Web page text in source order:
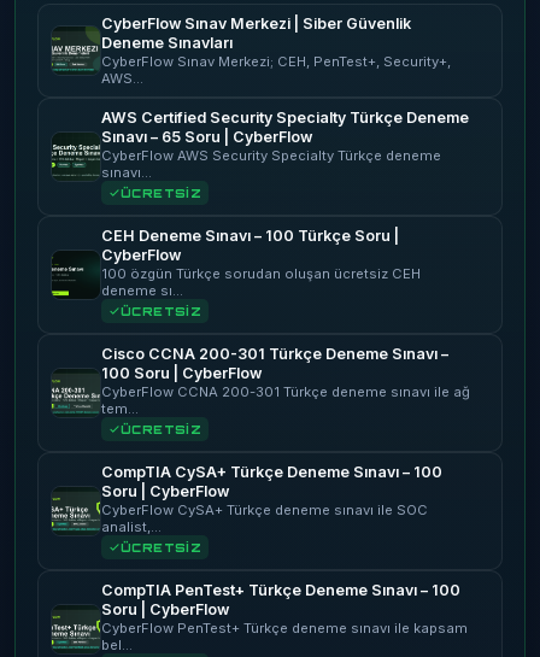
CyberFlow Sınav Merkezi | Siber Güvenlik
Deneme Sınavları
CyberFlow Sınav Merkezi; CEH, PenTest+, Security+,
AWS…
AWS Certified Security Specialty Türkçe Deneme
Sınavı – 65 Soru | CyberFlow
CyberFlow AWS Security Specialty Türkçe deneme
sınavı…
ÜCRETSİZ
CEH Deneme Sınavı – 100 Türkçe Soru |
CyberFlow
100 özgün Türkçe sorudan oluşan ücretsiz CEH
deneme sı…
ÜCRETSİZ
Cisco CCNA 200-301 Türkçe Deneme Sınavı –
100 Soru | CyberFlow
CyberFlow CCNA 200-301 Türkçe deneme sınavı ile ağ
tem…
ÜCRETSİZ
CompTIA CySA+ Türkçe Deneme Sınavı – 100
Soru | CyberFlow
CyberFlow CySA+ Türkçe deneme sınavı ile SOC
analist,…
ÜCRETSİZ
CompTIA PenTest+ Türkçe Deneme Sınavı – 100
Soru | CyberFlow
CyberFlow PenTest+ Türkçe deneme sınavı ile kapsam
bel…